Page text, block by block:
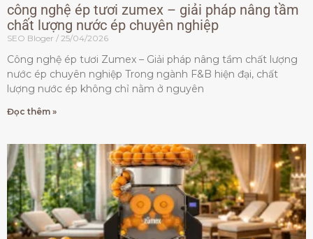
công nghệ ép tươi zumex – giải pháp nâng tầm
chất lượng nước ép chuyên nghiệp
SEO Bloger 25/04/2026
Công nghệ ép tươi Zumex – Giải pháp nâng tầm chất lượng
nước ép chuyên nghiệp Trong ngành F&B hiện đại, chất
lượng nước ép không chỉ nằm ở nguyên
Đọc thêm »